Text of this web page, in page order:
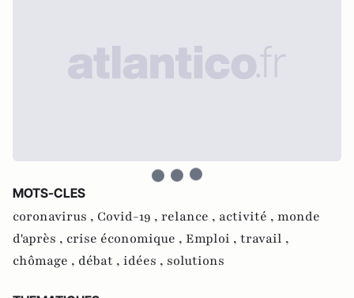
MOTS-CLES
coronavirus , Covid-19 , relance , activité , monde
d'après , crise économique , Emploi , travail ,
chômage , débat , idées , solutions